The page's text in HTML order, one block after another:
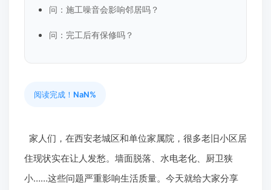
问：施工噪音会影响邻居吗？
问：完工后有保修吗？
阅读完成！ NaN%
家人们，在西安老城区和单位家属院，很多老旧小区居
住现状实在让人发愁。墙面脱落、水电老化、厨卫狭
小……这些问题严重影响生活质量。今天就给大家分享